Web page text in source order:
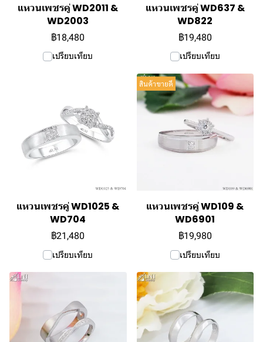
แหวนเพชรคู่ WD2011 &
WD2003
฿18,480
เปรียบเทียบ
แหวนเพชรคู่ WD637 &
WD822
฿19,480
เปรียบเทียบ
แหวนเพชรคู่ WD1025 &
WD704
฿21,480
เปรียบเทียบ
สินค้าขายดี
แหวนเพชรคู่ WD109 &
WD6901
฿19,980
เปรียบเทียบ